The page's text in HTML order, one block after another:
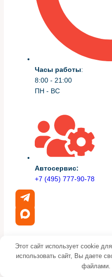
Часы работы:
8:00 - 21:00
ПН - ВС
Автосервис:
+7 (495) 777-90-78
Этот сайт использует cookie
использовать сайт, Вы даете
файлами.